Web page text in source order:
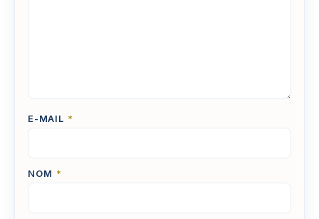
E-MAIL *
NOM *